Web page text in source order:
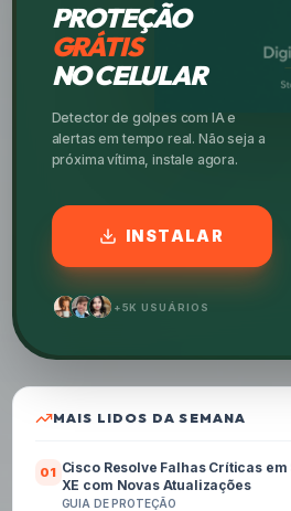
PROTEÇÃO
GRÁTIS
NO CELULAR
Detector de golpes com IA e
alertas em tempo real. Não seja a
próxima vítima, instale agora.
INSTALAR
+5K USUÁRIOS
MAIS LIDOS DA SEMANA
01 Cisco Resolve Falhas Críticas em
XE com Novas Atualizações
GUIA DE PROTEÇÃO